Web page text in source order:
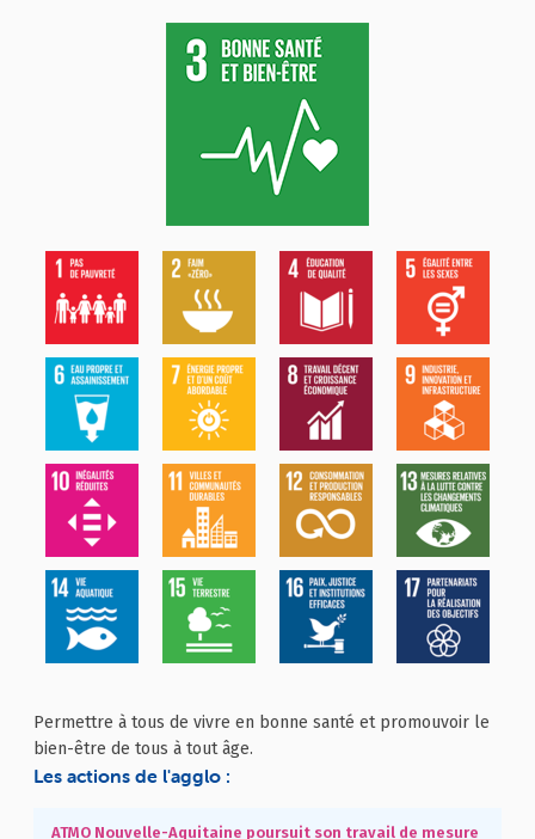
Permettre à tous de vivre en bonne santé et promouvoir le
bien-être de tous à tout âge.
Les actions de l'agglo :
ATMO Nouvelle-Aquitaine poursuit son travail de mesure